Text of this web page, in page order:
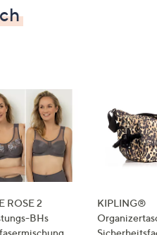
ROSE 2
BHs
KIPLING®